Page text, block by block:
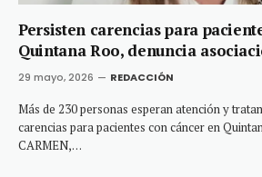
Persisten carencias para
Quintana Roo, denuncia
29 mayo, 2026 REDACCIÓN
Más de 230 personas esperan atención y
carencias para pacientes con cáncer en
CARMEN,…